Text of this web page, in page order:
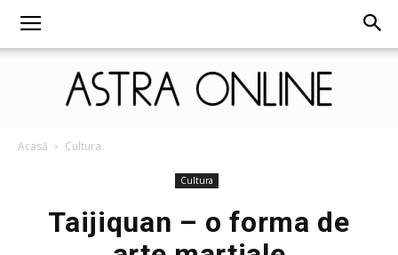
Online
Acasă Cultura
Cultura
Taijiquan – o forma de